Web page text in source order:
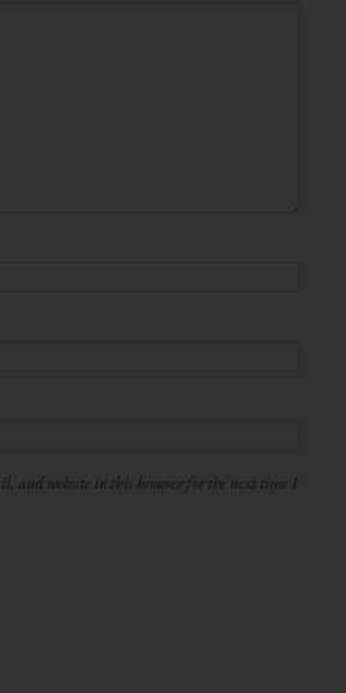
and website in this browser for the next time I